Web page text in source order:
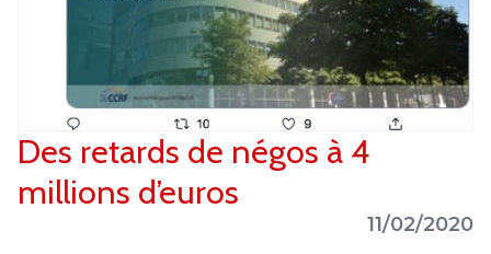
Des retards de négos à 4
millions d’euros
11/02/2020